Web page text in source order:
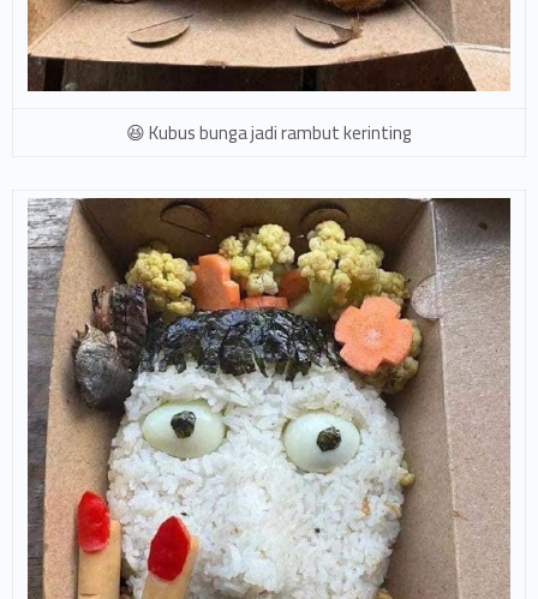
Kubus bunga jadi rambut kerinting 😆